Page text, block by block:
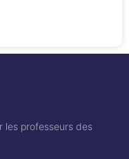
les professeurs des